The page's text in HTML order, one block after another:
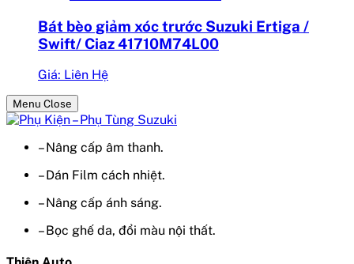
Bát bèo giảm xóc trước Suzuki Ertiga /
Swift/ Ciaz 41710M74L00
Giá: Liên Hệ
Menu Close
– Nâng cấp âm thanh.
– Dán Film cách nhiệt.
– Nâng cấp ánh sáng.
– Bọc ghế da, đổi màu nội thất.